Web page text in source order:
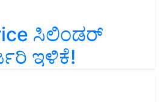
ಸಿಲಿಂಡರ್‌
ಇಳಿಕೆ!